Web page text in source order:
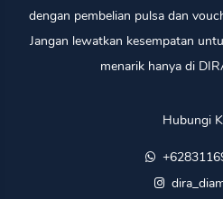
dengan pembelian pulsa dan
Jangan lewatkan kesempatan
menarik hanya di
Hubungi